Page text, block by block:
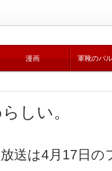
漫画 軍靴のバ
しい。
送は4月17日の